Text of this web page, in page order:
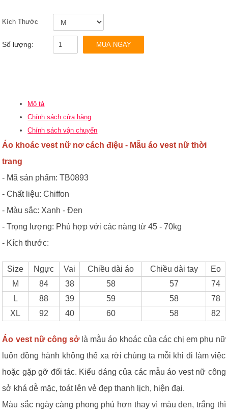
Kích Thước
MUA NGAY
Số lượng:
Mô tả
Chính sách cửa hàng
Chính sách vận chuyển
Áo khoác vest nữ nơ cách điệu - Mẫuáo vest nữ thời
trang
- Mã sản phẩm: TB0893
- Chất liệu: Chiffon
- Màu sắc: Xanh - Đen
- Trọng lượng: Phù hợp với các nàng từ 45 - 70kg
- Kích thước:
Size Ngực Vai Chiều dài áo Chiều dài tay
Eo
M
84 38 58 57
74
L
88 39 59 58
78
XL
92 40 60 58 82
Áo vest nữ công sởlà mẫu áo khoác của các chị em phụ nữ
luôn đồng hành không thể xa rời chúng ta mỗi khi đi làm việc
hoặc gặp gỡ đối tác. Kiểu dáng của các mẫu áo vest nữ công
sở khá dễ mặc, toát lên vẻ đẹp thanh lịch, hiện đại.
Màu sắc ngày càng phong phú hơn thay vì màu đen, trắng thì